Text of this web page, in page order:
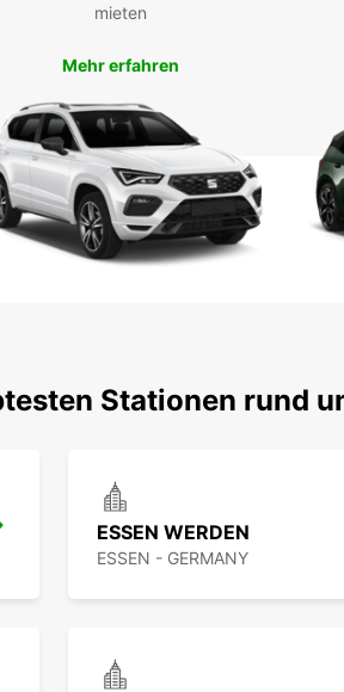
mieten
Mehr erfahren
Stationen rund
ESSEN WERDEN
ESSEN - GERMANY